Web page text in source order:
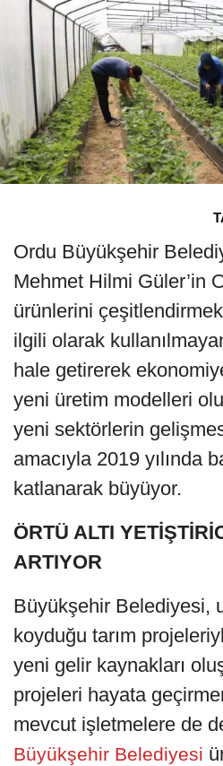
Ordu Büyükşehir
Mehmet Hilmi Güler’in
ürünlerini
ilgili olarak
hale getirerek
yeni üretim modelleri
yeni sektörlerin
amacıyla 2019 yılında
katlanarak büyüyor.
ÖRTÜ ALTI
ARTIYOR
Büyükşehir Belediyesi,
koyduğu tarım
yeni gelir kaynakları
projeleri hayata
mevcut işletmelere de
Büyükşehir Belediyesi